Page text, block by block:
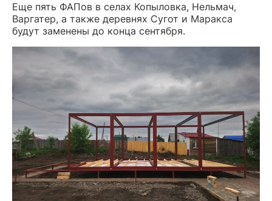
Еще пять ФАПов в селах Копыловка, Нельмач,
Варгатер, а также деревнях Сугот и Маракса
будут заменены до конца сентября.